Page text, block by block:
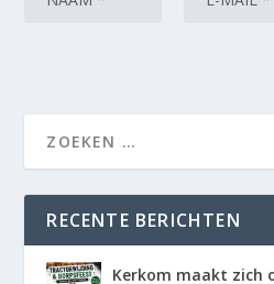
RECENTE BERICHTEN
Kerkom maakt zich